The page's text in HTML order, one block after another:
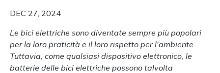
DEC 27, 2024
Le bici elettriche sono diventate sempre più popolari
per la loro praticità e il loro rispetto per l'ambiente.
Tuttavia, come qualsiasi dispositivo elettronico, le
batterie delle bici elettriche possono talvolta